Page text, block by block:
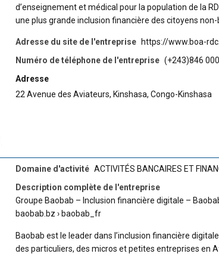
d’enseignement et médical pour la population de la
une plus grande inclusion financière des citoyens non-
Adresse du site de l'entreprise
https://www.boa-
Numéro de téléphone de l'entreprise (+243)846
Adresse
22 Avenue des Aviateurs, Kinshasa, Congo-Kinshasa
Domaine d'activité ACTIVITÉS BANCAIRES ET
Description complète de l'entreprise
Groupe Baobab – Inclusion financière digitale –
baobab.bz › baobab_fr
Baobab est le leader dans l’inclusion financière
des particuliers, des micros et petites entreprises en